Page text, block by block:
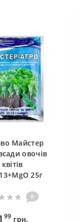
Майстер
овочів
квітів
25г
0
99грн.